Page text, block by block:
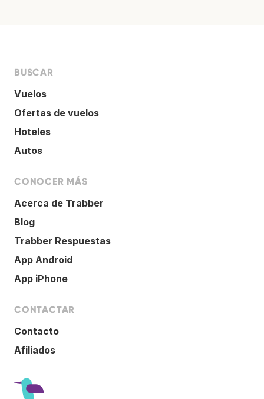
BUSCAR
Vuelos
Ofertas de vuelos
Hoteles
Autos
CONOCER MÁS
Acerca de Trabber
Blog
Trabber Respuestas
App Android
App iPhone
CONTACTAR
Contacto
Afiliados